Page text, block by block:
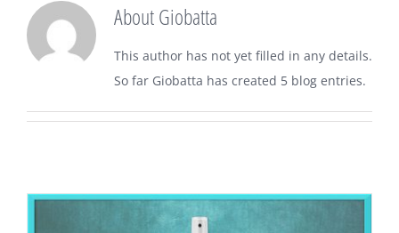
AboutGiobatta
This author has not yet filled in any details.
So far Giobatta has created 5 blog entries.